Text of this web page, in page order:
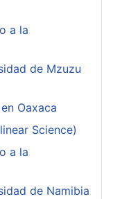
a la
de Mzuzu
Oaxaca
Science)
a la
de Namibia